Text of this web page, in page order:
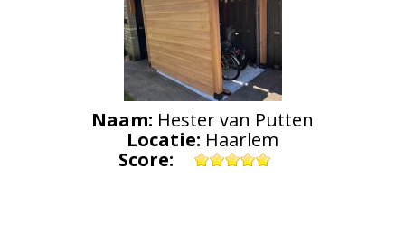
Naam: Hester van Putten
Locatie: Haarlem
Score: